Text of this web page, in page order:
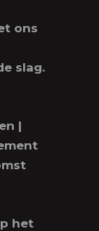
ons
slag.
|
het